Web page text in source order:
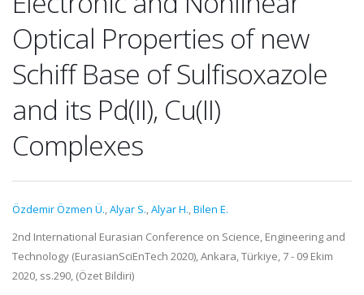
Optical Properties of new
Schiff Base of Sulfisoxazole
and its Pd(II), Cu(II)
Complexes
Özdemir Özmen Ü.,Alyar S.,Alyar H.,Bilen E.
2nd International Eurasian Conference on Science, Engineering and
Technology (EurasianSciEnTech 2020), Ankara, Türkiye, 7 - 09 Ekim
2020, ss.290, (Özet Bildiri)